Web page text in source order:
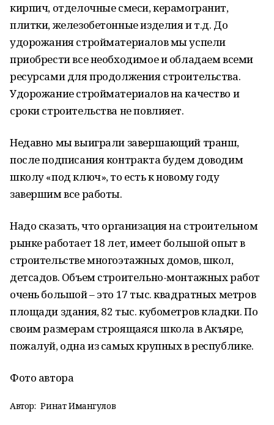
кирпич, отделочные смеси, керамогранит,
плитки, железобетонные изделия и т.д. До
удорожания стройматериалов мы успели
приобрести все необходимое и обладаем всеми
ресурсами для продолжения строительства.
Удорожание стройматериалов на качество и
сроки строительства не повлияет.
Недавно мы выиграли завершающий транш,
после подписания контракта будем доводим
школу «под ключ», то есть к новому году
завершим все работы.
Надо сказать, что организация на строительном
рынке работает 18 лет, имеет большой опыт в
строительстве многоэтажных домов, школ,
детсадов. Объем строительно-монтажных работ
очень большой – это 17 тыс. квадратных метров
площади здания, 82 тыс. кубометров кладки. По
своим размерам строящаяся школа в Акъяре,
пожалуй, одна из самых крупных в республике.
Фото автора
Автор: Ринат Имангулов